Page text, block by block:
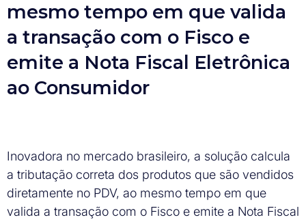
mesmo tempo em que valida
a transação com o Fisco e
emite a Nota Fiscal Eletrônica
ao Consumidor
Inovadora no mercado brasileiro, a solução calcula
a tributação correta dos produtos que são vendidos
diretamente no PDV, ao mesmo tempo em que
valida a transação com o Fisco e emite a Nota Fiscal